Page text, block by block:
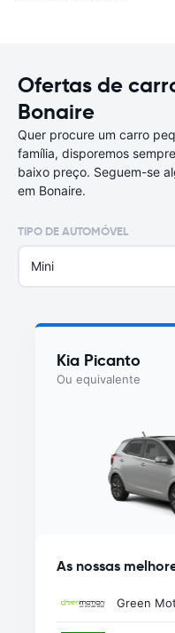
Ofertas de
Bonaire
Quer procure um carro
família, disporemos
baixo preço. Seguem-se
em Bonaire.
TIPO DE AUTOMÓVEL
Mini
Kia Picanto
Ou equivalente
As nossas
Green